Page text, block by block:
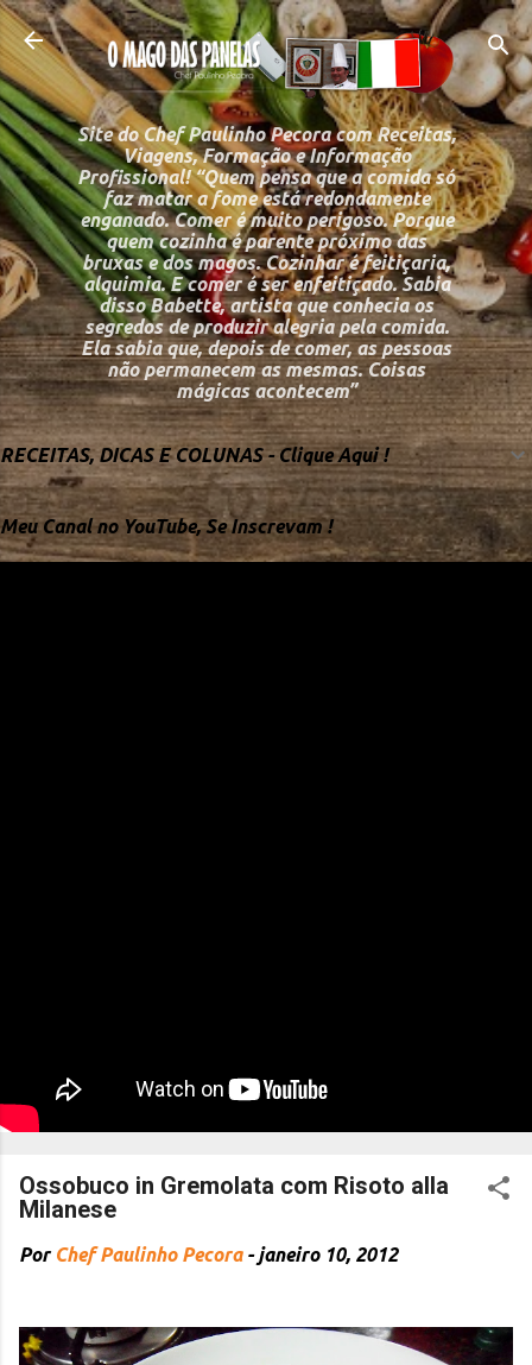
Pular para o
Site do Chef Paulinho Pecora com Receitas,
Viagens, Formação e Informação
Profissional! “Quem pensa que a comida só
faz matar a fome está redondamente
enganado. Comer é muito perigoso. Porque
quem cozinha é parente próximo das
bruxas e dos magos. Cozinhar é feitiçaria,
alquimia. E comer é ser enfeitiçado. Sabia
disso Babette, artista que conhecia os
segredos de produzir alegria pela comida.
Ela sabia que, depois de comer, as pessoas
não permanecem as mesmas. Coisas
mágicas acontecem”
RECEITAS, DICAS E COLUNAS - Clique Aqui !
Meu Canal no YouTube, Se Inscrevam !
Ossobuco in Gremolata com Risoto alla
Milanese
Por Chef Paulinho Pecora -janeiro 10, 2012